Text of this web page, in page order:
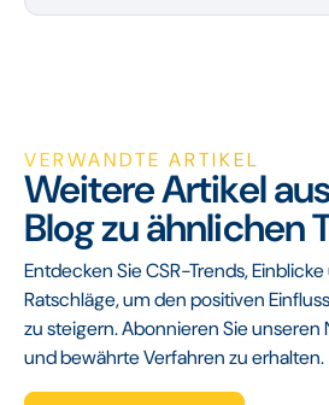
VERWANDTE ARTIKEL
Weitere Artikel
Blog zu ähnlichen
Entdecken Sie CSR-Trends,
Ratschläge, um den positiven
zu steigern. Abonnieren Sie unseren
und bewährte Verfahren zu erhalten.